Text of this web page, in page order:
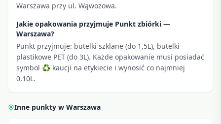
Warszawa przy ul. Wąwozowa.
Jakie opakowania przyjmuje Punkt zbiórki —
Warszawa?
Punkt przyjmuje: butelki szklane (do 1,5L), butelki
plastikowe PET (do 3L). Każde opakowanie musi posiadać
symbol ♻ kaucji na etykiecie i wynosić co najmniej
0,10L.
Inne punkty w Warszawa